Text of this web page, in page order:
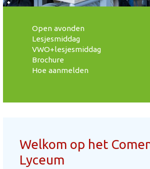
Open avonden
Lesjesmiddag
VWO+lesjesmiddag
Brochure
Hoe aanmelden
Welkom op het
Lyceum